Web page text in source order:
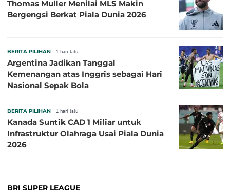
Thomas Muller Menilai MLS Makin
Bergengsi Berkat Piala Dunia 2026
BERITA PILIHAN 1 hari lalu
Argentina Jadikan Tanggal
Kemenangan atas Inggris sebagai Hari
Nasional Sepak Bola
BERITA PILIHAN 1 hari lalu
Kanada Suntik CAD 1 Miliar untuk
Infrastruktur Olahraga Usai Piala Dunia
2026
BRI SUPER LEAGUE